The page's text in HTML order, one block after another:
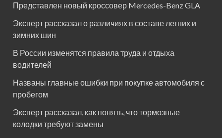
Представлен новый кроссовер Mercedes-Benz GLA
Эксперт рассказал о различиях в составе летних и
зимних шин
В России изменятся правила труда и отдыха
водителей
Названы главные ошибки при покупке автомобиля с
пробегом
Эксперт рассказал, как понять, что тормозные
колодки требуют замены